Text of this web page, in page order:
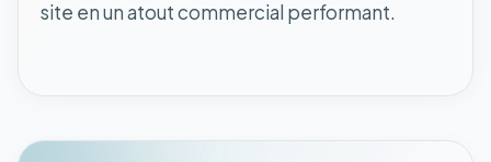
site en un atout commercial performant.